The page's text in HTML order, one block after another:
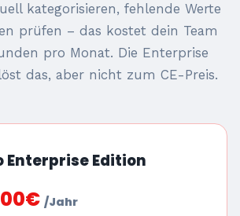
kategorisieren, fehlende Werte
prüfen – das kostet dein Team
pro Monat. Die Enterprise
das, aber nicht zum CE-Preis.
Enterprise Edition
/Jahr